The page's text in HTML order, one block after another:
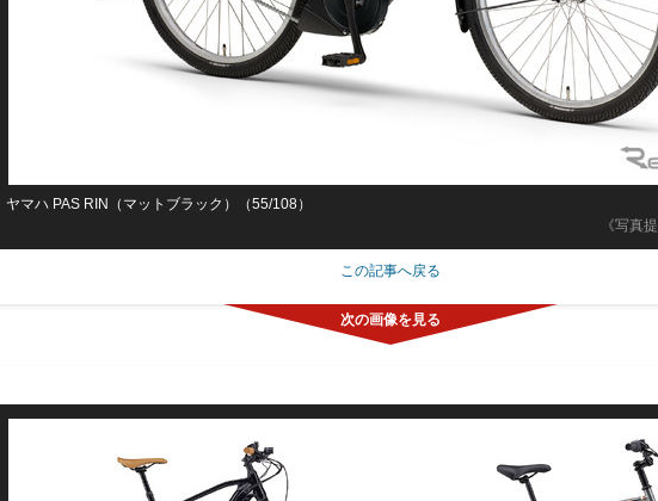
《写真
ヤマハ PAS RIN（マットブラック）（55/108）
この記事へ戻る